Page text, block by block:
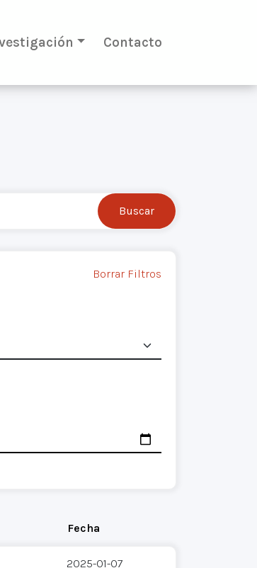
Contacto
Borrar Filtros
Fecha
2025-01-07